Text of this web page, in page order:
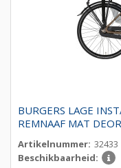
BURGERS LAGE
REMNAAF MAT
Artikelnummer: 32433
Beschikbaarheid: